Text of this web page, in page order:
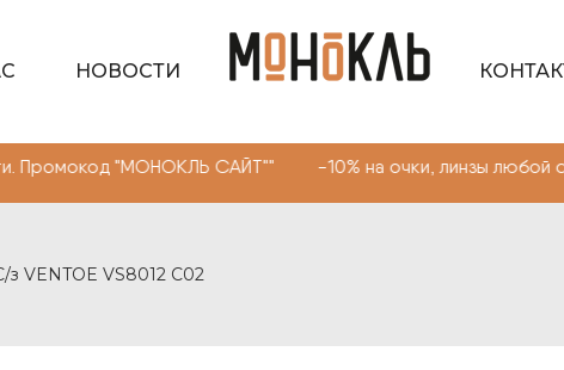
НОВОСТИ
САЙТ"" -10% на очки, линзы любой
з VENTOE VS8012 C02